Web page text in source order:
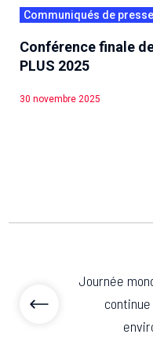
Communiqués de presse
Conférence finale de
PLUS 2025
30 novembre 2025
Journée